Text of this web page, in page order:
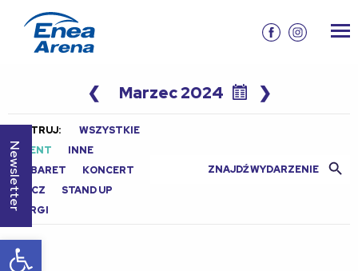
Otwórz pasek narzędzi
❮ Marzec 2024 ❯
FILTRUJ:
WSZYSTKIE
EVENT
INNE
KABARET
KONCERT
MECZ
STAND UP
TARGI
Newsletter